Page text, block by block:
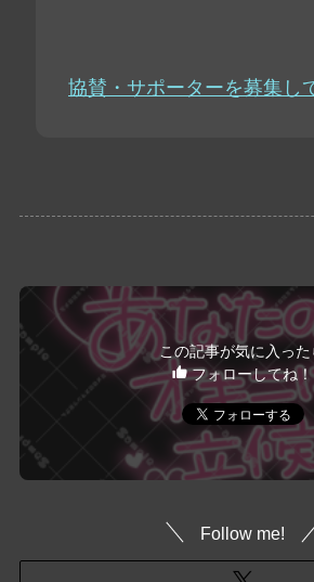
協賛・サポーターを募集し
この記事が気に入った
フォローしてね！
Follow me!